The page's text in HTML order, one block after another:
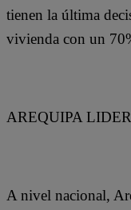
tienen la última
vivienda con un
AREQUIPA
A nivel nacional,